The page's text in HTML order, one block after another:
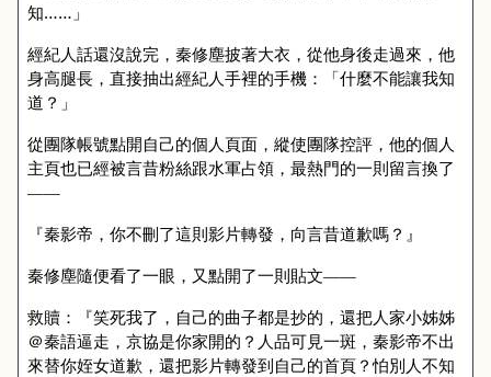
知……」
經紀人話還沒說完，秦修塵披著大衣，從他身後走過來，他
身高腿長，直接抽出經紀人手裡的手機：「什麼不能讓我知
道？」
從團隊帳號點開自己的個人頁面，縱使團隊控評，他的個人
主頁也已經被言昔粉絲跟水軍占領，最熱門的一則留言換了
——
『秦影帝，你不刪了這則影片轉發，向言昔道歉嗎？』
秦修塵隨便看了一眼，又點開了一則貼文——
救贖：『笑死我了，自己的曲子都是抄的，還把人家小姊姊
＠秦語逼走，京協是你家開的？人品可見一斑，秦影帝不出
來替你姪女道歉，還把影片轉發到自己的首頁？怕別人不知